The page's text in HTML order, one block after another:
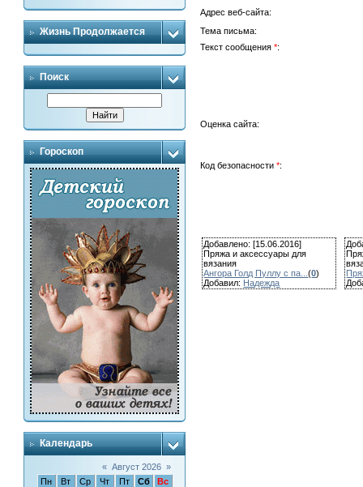
Жизнь Продолжается
Поиск
Гороскоп
Календарь
« Август 2026 »
Пн
Вт Ср Чт Пт Сб
Вс
Адрес веб-сайта:
Тема письма:
Текст сообщения*:
Оценка сайта:
Код безопасности*:
Добавлено: [15.06.2016]
Пряжа и аксессуары для
вязания
Ангора Голд Пуллу с па...(0)
Добавил: Надежда